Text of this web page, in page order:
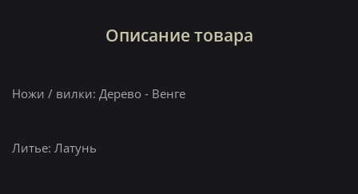
Описание товара
Ножи / вилки: Дерево - Венге
Литье: Латунь